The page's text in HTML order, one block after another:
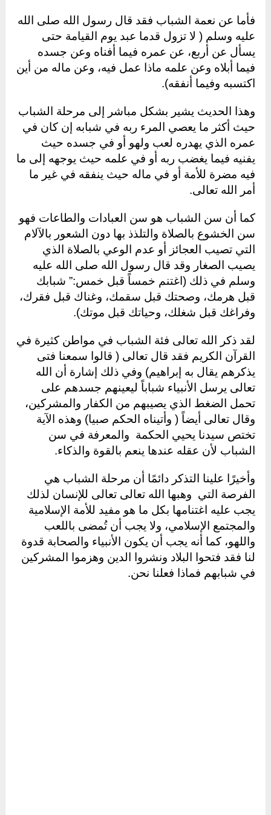
فأما عن نعمة الشباب فقد قال رسول الله صلى الله
عليه وسلم ( لا تزول قدما عبد يوم القيامة حتى
يسأل عن أربع، عن عمره فيما أفناه وعن جسده
فيما أبلاه وعن علمه ماذا عمل فيه، وعن ماله من أين
اكتسبه وفيما أنفقه).
وهذا الحديث يشير بشكل مباشر إلى مرحلة الشباب
حيث أكثر ما يعصي المرء ربه في شبابه إن كان في
عمره الذي يهدره لعب ولهو أو في جسده حيث
يفنيه فيما يغضب ربه أو في علمه حيث يوجهه إلى ما
فيه مضرة للأمة أو في ماله حيث ينفقه في غير ما
أمر الله تعالى.
كما أن سن الشباب هو سن العبادات والطاعات فهو
سن الخشوع بالصلاة والتلذذ بها دون الشعور بالآلام
التي تصيب العجائز أو عدم الوعي بالصلاة الذي
يصيب الصغار وقد قال رسول الله صلى الله عليه
وسلم في ذلك (اغتنم خمساً قبل خمس:” شبابك
قبل هرمك، وصحتك قبل سقمك، وغناك قبل فقرك،
وفراغك قبل شغلك، وحياتك قبل موتك).
لقد ذكر الله تعالى فئة الشباب في مواطن كثيرة في
القرآن الكريم فقد قال تعالى ( قالوا سمعنا فتى
يذكرهم يقال به إبراهيم) وفي ذلك إشارة أن الله
تعالى يرسل الأنبياء شباباً ليعينهم جسدهم على
تحمل الضغط الذي يصيبهم من الكفار والمشركين،
وقال تعالى أيضاً ( وأتيناه الحكم صبيا) وهذه الآية
تختص سيدنا يحيي الحكمة والمعرفة في سن
الشباب لأن عقله عندها ينعم بالقوة والذكاء.
وأخيرًا علينا التذكر دائمًا أن مرحلة الشباب هي
الفرصة التي وهبها الله تعالى تعالى للإنسان لذلك
يجب عليه اغتنامها بكل ما هو مفيد للأمة الإسلامية
والمجتمع الإسلامي، ولا يجب أن تُمضى باللعب
واللهو، كما أنه يجب أن يكون الأنبياء والصحابة قدوة
لنا فقد فتحوا البلاد ونشروا الدين وهزموا المشركين
في شبابهم فماذا فعلنا نحن.